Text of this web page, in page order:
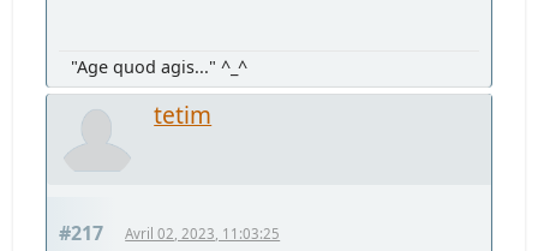
"Age quod agis..." ^_^
tetim
#217 Avril 02, 2023, 11:03:25